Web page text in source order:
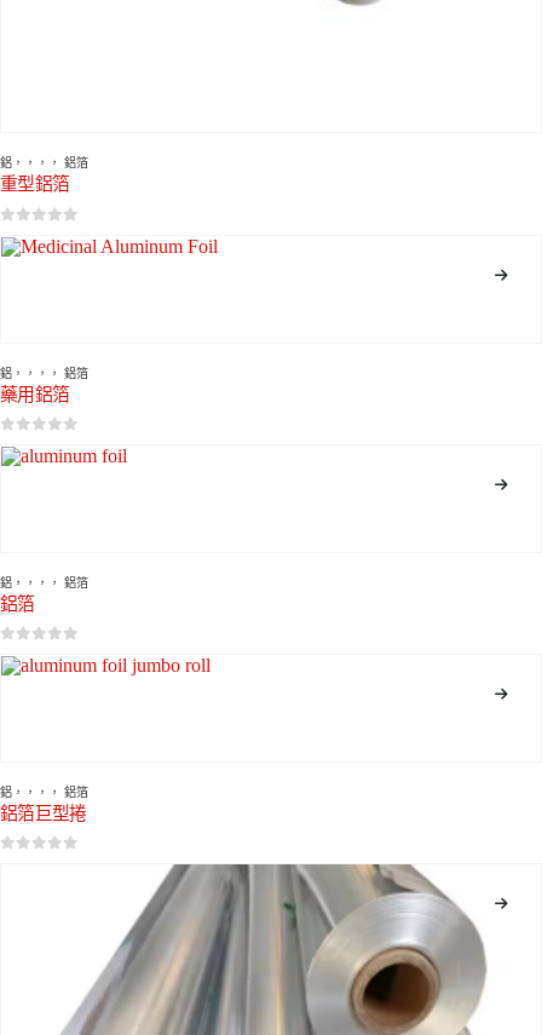
鋁 ，，，， 鋁箔
重型鋁箔
鋁 ，，，， 鋁箔
藥用鋁箔
鋁 ，，，， 鋁箔
鋁箔
鋁 ，，，， 鋁箔
鋁箔巨型捲